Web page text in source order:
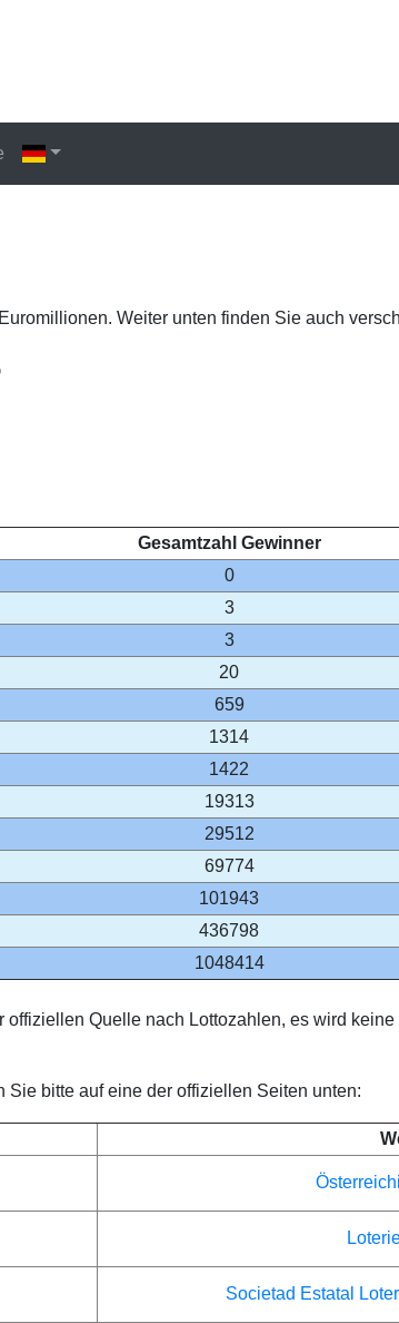
Weiter unten finden Sie auch
Gesamtzahl Gewinner
0
3
3
20
659
1314
1422
19313
29512
69774
101943
436798
1048414
Quelle nach Lottozahlen, es wird
bitte auf eine der offiziellen Seiten unten:
Societad Estatal